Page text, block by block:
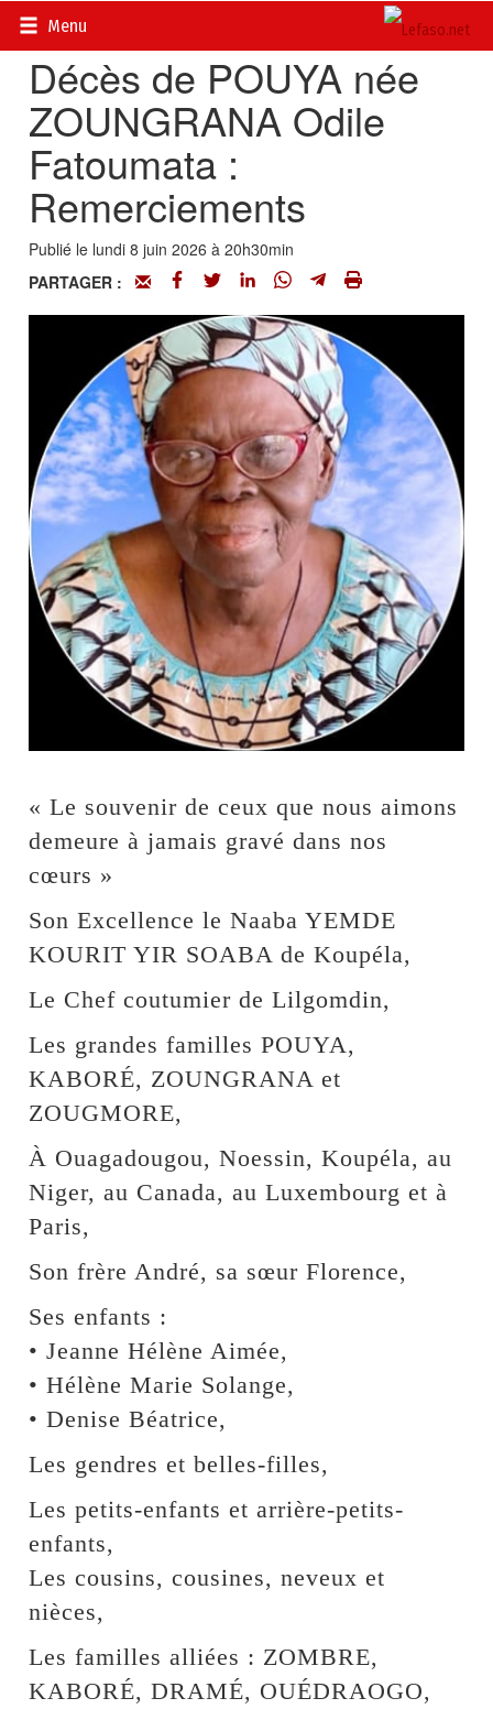
Menu
Accueil>
Décès de POUYA née
ZOUNGRANA Odile
Fatoumata :
Remerciements
Publié le lundi 8 juin 2026 à 20h30min
PARTAGER :
« Le souvenir de ceux que nous aimons
demeure à jamais gravé dans nos
cœurs »
Son Excellence le Naaba YEMDE
KOURIT YIR SOABA de Koupéla,
Le Chef coutumier de Lilgomdin,
Les grandes familles POUYA,
KABORÉ, ZOUNGRANA et
ZOUGMORE,
À Ouagadougou, Noessin, Koupéla, au
Niger, au Canada, au Luxembourg et à
Paris,
Son frère André, sa sœur Florence,
Ses enfants :
• Jeanne Hélène Aimée,
• Hélène Marie Solange,
• Denise Béatrice,
Les gendres et belles-filles,
Les petits-enfants et arrière-petits-
enfants,
Les cousins, cousines, neveux et
nièces,
Les familles alliées : ZOMBRE,
KABORÉ, DRAMÉ, OUÉDRAOGO,